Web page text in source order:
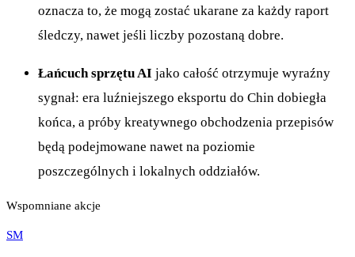
oznacza to, że mogą zostać ukarane za każdy raport
śledczy, nawet jeśli liczby pozostaną dobre.
Łańcuch sprzętu AI jako całość otrzymuje wyraźny
sygnał: era luźniejszego eksportu do Chin dobiegła
końca, a próby kreatywnego obchodzenia przepisów
będą podejmowane nawet na poziomie
poszczególnych i lokalnych oddziałów.
Wspomniane akcje
SM